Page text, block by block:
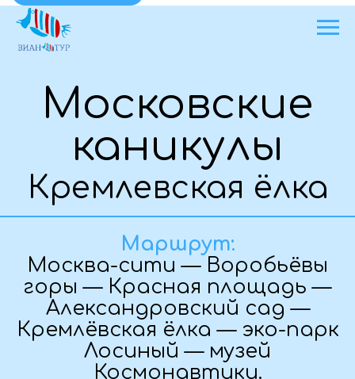
каникулы
Кремлевская ёлка
Москва-сити — Воробьёвы
горы — Красная площадь —
Александровский сад —
Кремлёвская ëлка — эко-парк
Лосиный — музей
Космонавтики.